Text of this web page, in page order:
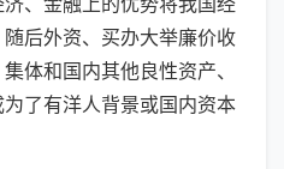
后外资、买办大举廉价收
体和国内其他良性资产、
了有洋人背景或国内资本